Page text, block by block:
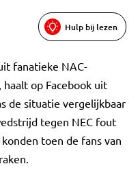
Hulp bij lezen
fanatieke NAC-
op Facebook uit
de situatie vergelijkbaar
tegen NEC fout
toen de fans van